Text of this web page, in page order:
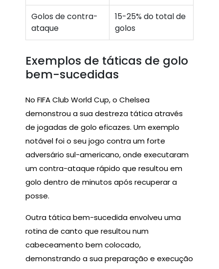
Golos de contra-
ataque
15-25% do total de
golos
Exemplos de táticas de golo
bem-sucedidas
No FIFA Club World Cup, o Chelsea
demonstrou a sua destreza tática através
de jogadas de golo eficazes. Um exemplo
notável foi o seu jogo contra um forte
adversário sul-americano, onde executaram
um contra-ataque rápido que resultou em
golo dentro de minutos após recuperar a
posse.
Outra tática bem-sucedida envolveu uma
rotina de canto que resultou num
cabeceamento bem colocado,
demonstrando a sua preparação e execução